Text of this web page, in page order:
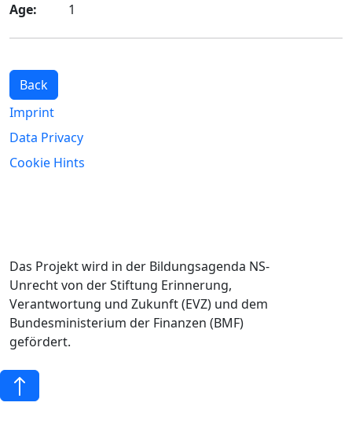
Age: 1
Back
Imprint
Data Privacy
Cookie Hints
Das Projekt wird in der Bildungsagenda NS-
Unrecht von der Stiftung Erinnerung,
Verantwortung und Zukunft (EVZ) und dem
Bundesministerium der Finanzen (BMF)
gefördert.